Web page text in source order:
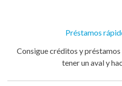
Préstamos
Consigue créditos y
tener un aval y